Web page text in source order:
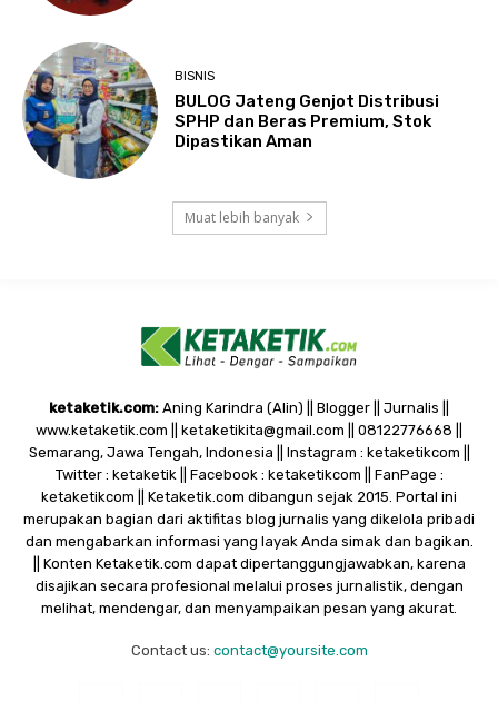
BISNIS
BULOG Jateng Genjot Distribusi
SPHP dan Beras Premium, Stok
Dipastikan Aman
Muat lebih banyak
ketaketik.com: Aning Karindra (Alin) || Blogger || Jurnalis ||
www.ketaketik.com || ketaketikita@gmail.com || 08122776668 ||
Semarang, Jawa Tengah, Indonesia || Instagram : ketaketikcom ||
Twitter : ketaketik || Facebook : ketaketikcom || FanPage :
ketaketikcom || Ketaketik.com dibangun sejak 2015. Portal ini
merupakan bagian dari aktifitas blog jurnalis yang dikelola pribadi
dan mengabarkan informasi yang layak Anda simak dan bagikan.
|| Konten Ketaketik.com dapat dipertanggungjawabkan, karena
disajikan secara profesional melalui proses jurnalistik, dengan
melihat, mendengar, dan menyampaikan pesan yang akurat.
Contact us: contact@yoursite.com